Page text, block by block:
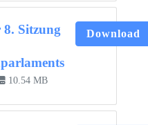
Sitzung
10.54 MB
Download